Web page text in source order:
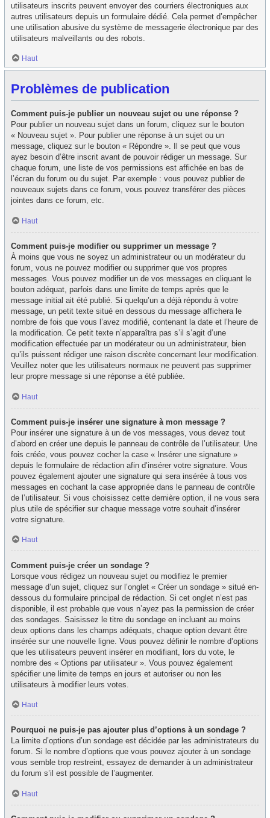
utilisateurs inscrits peuvent envoyer des courriers électroniques aux
autres utilisateurs depuis un formulaire dédié. Cela permet d’empêcher
une utilisation abusive du système de messagerie électronique par des
utilisateurs malveillants ou des robots.
Haut
Problèmes de publication
Comment puis-je publier un nouveau sujet ou une réponse ?
Pour publier un nouveau sujet dans un forum, cliquez sur le bouton
« Nouveau sujet ». Pour publier une réponse à un sujet ou un
message, cliquez sur le bouton « Répondre ». Il se peut que vous
ayez besoin d’être inscrit avant de pouvoir rédiger un message. Sur
chaque forum, une liste de vos permissions est affichée en bas de
l’écran du forum ou du sujet. Par exemple : vous pouvez publier de
nouveaux sujets dans ce forum, vous pouvez transférer des pièces
jointes dans ce forum, etc.
Haut
Comment puis-je modifier ou supprimer un message ?
À moins que vous ne soyez un administrateur ou un modérateur du
forum, vous ne pouvez modifier ou supprimer que vos propres
messages. Vous pouvez modifier un de vos messages en cliquant le
bouton adéquat, parfois dans une limite de temps après que le
message initial ait été publié. Si quelqu’un a déjà répondu à votre
message, un petit texte situé en dessous du message affichera le
nombre de fois que vous l’avez modifié, contenant la date et l’heure de
la modification. Ce petit texte n’apparaîtra pas s’il s’agit d’une
modification effectuée par un modérateur ou un administrateur, bien
qu’ils puissent rédiger une raison discrète concernant leur modification.
Veuillez noter que les utilisateurs normaux ne peuvent pas supprimer
leur propre message si une réponse a été publiée.
Haut
Comment puis-je insérer une signature à mon message ?
Pour insérer une signature à un de vos messages, vous devez tout
d’abord en créer une depuis le panneau de contrôle de l’utilisateur. Une
fois créée, vous pouvez cocher la case « Insérer une signature »
depuis le formulaire de rédaction afin d’insérer votre signature. Vous
pouvez également ajouter une signature qui sera insérée à tous vos
messages en cochant la case appropriée dans le panneau de contrôle
de l’utilisateur. Si vous choisissez cette dernière option, il ne vous sera
plus utile de spécifier sur chaque message votre souhait d’insérer
votre signature.
Haut
Comment puis-je créer un sondage ?
Lorsque vous rédigez un nouveau sujet ou modifiez le premier
message d’un sujet, cliquez sur l’onglet « Créer un sondage » situé en-
dessous du formulaire principal de rédaction. Si cet onglet n’est pas
disponible, il est probable que vous n’ayez pas la permission de créer
des sondages. Saisissez le titre du sondage en incluant au moins
deux options dans les champs adéquats, chaque option devant être
insérée sur une nouvelle ligne. Vous pouvez définir le nombre d’options
que les utilisateurs peuvent insérer en modifiant, lors du vote, le
nombre des « Options par utilisateur ». Vous pouvez également
spécifier une limite de temps en jours et autoriser ou non les
utilisateurs à modifier leurs votes.
Haut
Pourquoi ne puis-je pas ajouter plus d’options à un sondage ?
La limite d’options d’un sondage est décidée par les administrateurs du
forum. Si le nombre d’options que vous pouvez ajouter à un sondage
vous semble trop restreint, essayez de demander à un administrateur
du forum s’il est possible de l’augmenter.
Haut